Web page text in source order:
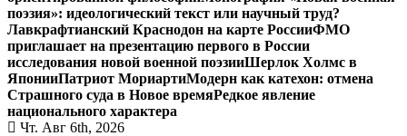
поэзия»: идеологический текст или научный труд?
Лавкрафтианский Краснодон на карте РоссииФМО
приглашает на презентацию первого в России
исследования новой военной поэзииШерлок Холмс в
ЯпонииПатриот МориартиМодерн как катехон: отмена
Страшного суда в Новое времяРедкое явление
национального характера
Чт. Авг 6th, 2026